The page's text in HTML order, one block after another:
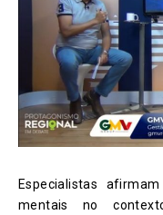
Especialistas
mentais no